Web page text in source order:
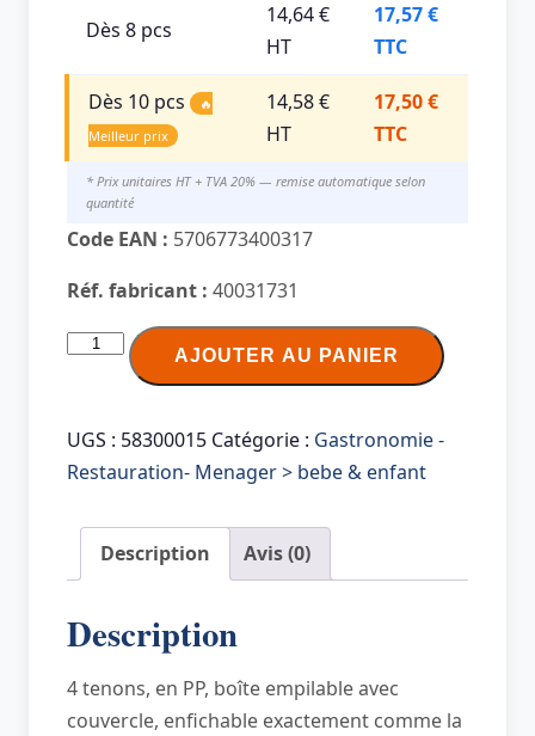
Dès 8 pcs
14,64 €
HT
17,57 €
TTC
Dès 10 pcs
🔥
Meilleur prix
14,58 €
HT
17,50 €
TTC
* Prix unitaires HT + TVA 20% — remise automatique selon
quantité
Code EAN : 5706773400317
Réf. fabricant : 40031731
quantité
Brique
de
STORAGE
BRICK
5,7
bleu
AJOUTER AU PANIER
UGS : 58300015 Catégorie : Gastronomie -
Restauration- Menager > bebe & enfant
Description Avis (0)
Description
4 tenons, en PP, boîte empilable avec
couvercle, enfichable exactement comme la